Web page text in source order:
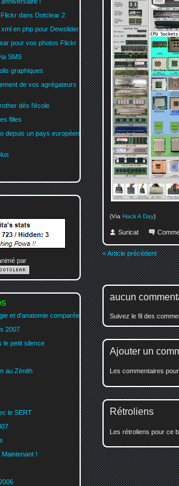
(Via Hack A Day)
Suricat
« Article précédent
aucun
Suivez le fil des
Ajouter un
Les commentaires
Rétroliens
Les rétroliens pour ce
dans Dotclear 2
en php pour Dewslider
pour vos photos Flickr
SMS
graphiques
de vos agrégateurs
dès l'école
filles
depuis un pays européen
par
et d'anatomie comparée
2007
le petit silence
au Zénith
le SERT
!